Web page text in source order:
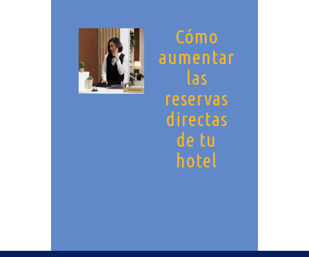
Cómo
aumentar
las
reservas
directas
de tu
hotel